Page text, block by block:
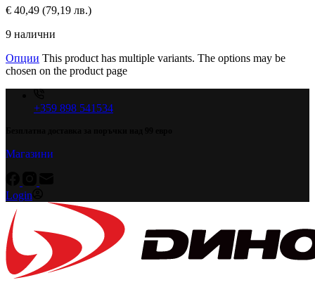
€ 40,49 (79,19 лв.)
9 налични
Опции This product has multiple variants. The options may be
chosen on the product page
+359 898 541534
Магазини
Login